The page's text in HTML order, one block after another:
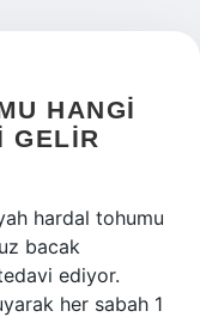
HANGI
GELIR
hardal tohumu
bacak
ediyor.
her sabah 1